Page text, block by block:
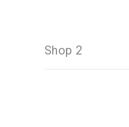
Shop 2